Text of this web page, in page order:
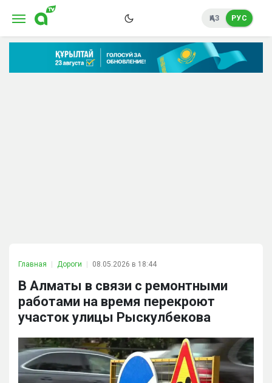
ҚАЗ РУС
Главная Дороги 08.05.2026 в 18:44
В Алматы в связи с ремонтными
работами на время перекроют
участок улицы Рыскулбекова